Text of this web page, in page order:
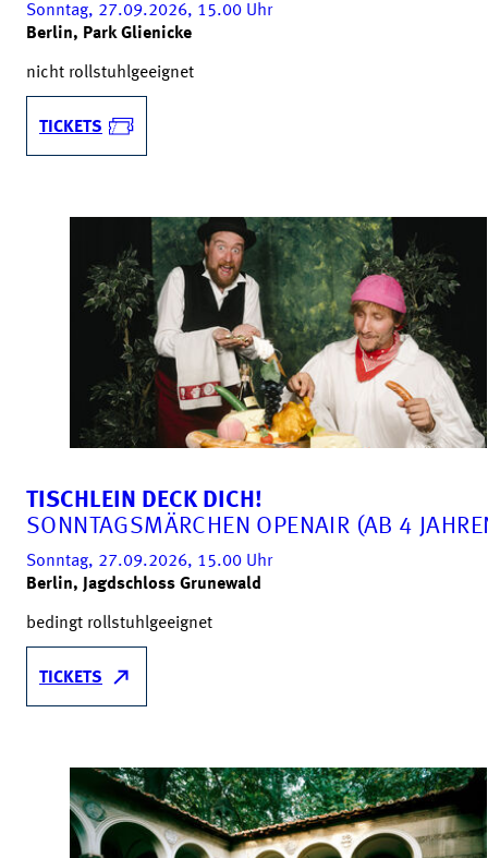
Sonntag, 27.09.2026, 15.00 Uhr
Berlin, Park Glienicke
nicht rollstuhlgeeignet
TICKETS
TISCHLEIN DECK DICH!
SONNTAGSMÄRCHEN OPENAIR (AB 4
Sonntag, 27.09.2026, 15.00 Uhr
Berlin, Jagdschloss Grunewald
bedingt rollstuhlgeeignet
TICKETS